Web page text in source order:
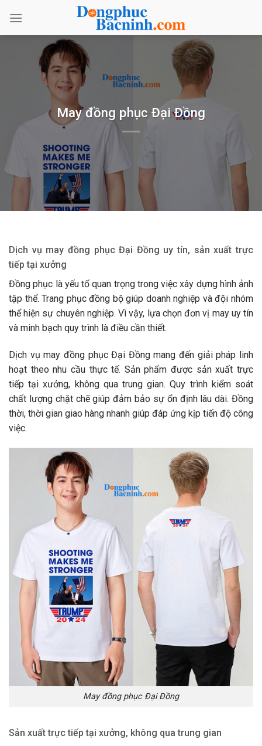
qua
nội
May đồng phục Đại Đồng
Dịch vụ may đồng phục Đại Đồng uy tín, sản xuất trực
tiếp tại xưởng
Đồng phục là yếu tố quan trọng trong việc xây dựng hình ảnh
tập thể. Trang phục đồng bộ giúp doanh nghiệp và đội nhóm
thể hiện sự chuyên nghiệp. Vì vậy, lựa chọn đơn vị may uy tín
và minh bạch quy trình là điều cần thiết.
Dịch vụ may đồng phục Đại Đồng mang đến giải pháp linh
hoạt theo nhu cầu thực tế. Sản phẩm được sản xuất trực
tiếp tại xưởng, không qua trung gian. Quy trình kiểm soát
chất lượng chặt chẽ giúp đảm bảo sự ổn định lâu dài. Đồng
thời, thời gian giao hàng nhanh giúp đáp ứng kịp tiến độ công
việc.
May đồng phục Đại Đồng
Sản xuất trực tiếp tại xưởng, không qua trung gian